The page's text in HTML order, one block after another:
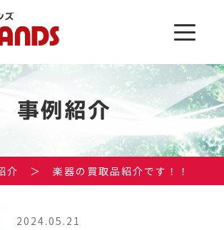
事例紹介
介 ＞ 楽器の買取品紹介です！！
2024.05.21